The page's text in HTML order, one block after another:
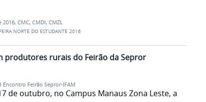
2016, CMC, CMDI, CMZL
NORTE DO ESTUDANTE 2016
produtores rurais do Feirão da Sepror
I Encontro Feirão Sepror-IFAM
de outubro, no Campus Manaus Zona Leste, a